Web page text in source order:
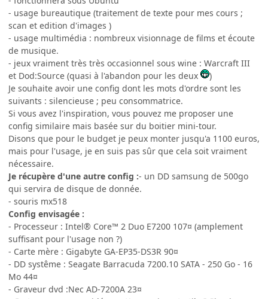
- usage bureautique (traitement de texte pour mes cours ;
scan et edition d'images )
- usage multimédia : nombreux visionnage de films et écoute
de musique.
- jeux vraiment très très occasionnel sous wine : Warcraft III
et Dod:Source (quasi à l'abandon pour les deux
)
Je souhaite avoir une config dont les mots d'ordre sont les
suivants : silencieuse ; peu consommatrice.
Si vous avez l'inspiration, vous pouvez me proposer une
config similaire mais basée sur du boitier mini-tour.
Disons que pour le budget je peux monter jusqu'a 1100 euros,
mais pour l'usage, je en suis pas sûr que cela soit vraiment
nécessaire.
Je récupère d'une autre config :- un DD samsung de 500go
qui servira de disque de donnée.
- souris mx518
Config envisagée :
- Processeur : Intel® Core™ 2 Duo E7200 107¤ (amplement
suffisant pour l'usage non ?)
- Carte mère : Gigabyte GA-EP35-DS3R 90¤
- DD systême : Seagate Barracuda 7200.10 SATA - 250 Go - 16
Mo 44¤
- Graveur dvd :Nec AD-7200A 23¤